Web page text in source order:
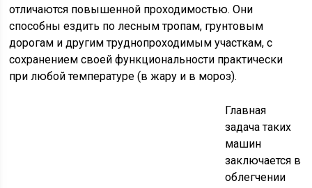
отличаются повышенной проходимостью. Они
способны ездить по лесным тропам, грунтовым
дорогам и другим труднопроходимым участкам, с
сохранением своей функциональности практически
при любой температуре (в жару и в мороз).
Главная
задача таких
машин
заключается в
облегчении